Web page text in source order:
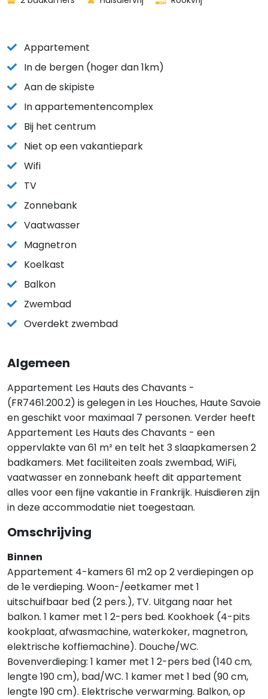
Appartement
In de bergen (hoger dan 1km)
Aan de skipiste
In appartementencomplex
Bij het centrum
Niet op een vakantiepark
Wifi
TV
Zonnebank
Vaatwasser
Magnetron
Koelkast
Balkon
Zwembad
Overdekt zwembad
Algemeen
Appartement Les Hauts des Chavants -
(FR7461.200.2) is gelegen in Les Houches, Haute Savoie
en geschikt voor maximaal 7 personen. Verder heeft
Appartement Les Hauts des Chavants - een
oppervlakte van 61 m² en telt het 3 slaapkamersen 2
badkamers. Met faciliteiten zoals zwembad, WiFi,
vaatwasser en zonnebank heeft dit appartement
alles voor een fijne vakantie in Frankrijk. Huisdieren zijn
in deze accommodatie niet toegestaan.
Omschrijving
Binnen
Appartement 4-kamers 61 m2 op 2 verdiepingen op
de 1e verdieping. Woon-/eetkamer met 1
uitschuifbaar bed (2 pers.), TV. Uitgang naar het
balkon. 1 kamer met 1 2-pers bed. Kookhoek (4-pits
kookplaat, afwasmachine, waterkoker, magnetron,
elektrische koffiemachine). Douche/WC.
Bovenverdieping: 1 kamer met 1 2-pers bed (140 cm,
lengte 190 cm), bad/WC. 1 kamer met 1 bed (90 cm,
lengte 190 cm). Elektrische verwarming. Balkon, op